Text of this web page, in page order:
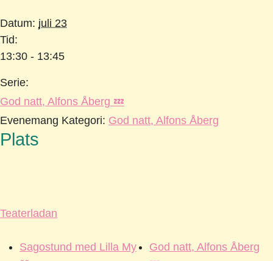
Datum: juli 23
Tid:
13:30 - 13:45
Serie:
God natt, Alfons Åberg 💤
Evenemang Kategori: God natt, Alfons Åberg
Plats
Teaterladan
Sagostund med Lilla My
God natt, Alfons Åberg